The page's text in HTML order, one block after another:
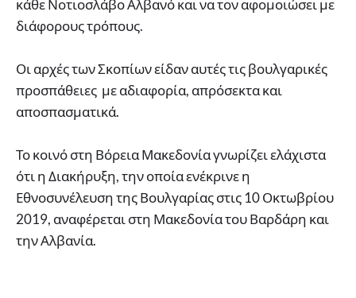
κάθε Νοτιοσλάβο Αλβανό και να τον αφομοιώσει με
διάφορους τρόπους.
Οι αρχές των Σκοπίων είδαν αυτές τις βουλγαρικές
προσπάθειες με αδιαφορία, απρόσεκτα και
αποσπασματικά.
Το κοινό στη Βόρεια Μακεδονία γνωρίζει ελάχιστα
ότι η Διακήρυξη, την οποία ενέκρινε η
Εθνοσυνέλευση της Βουλγαρίας στις 10 Οκτωβρίου
2019, αναφέρεται στη Μακεδονία του Βαρδάρη και
την Αλβανία.